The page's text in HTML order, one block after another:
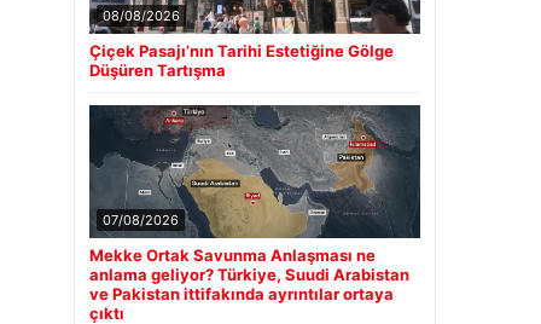
08/08/2026
Çiçek Pasajı’nın Tarihi Estetiğine Gölge
Düşüren Tartışma
07/08/2026
Mekke Ortak Savunma Anlaşması ne
anlama geliyor? Türkiye, Suudi Arabistan
ve Pakistan ittifakında ayrıntılar ortaya
çıktı